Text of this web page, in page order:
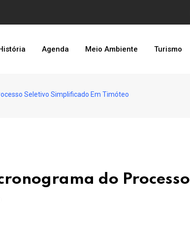
Agenda Meio Ambiente Turismo
Seletivo Simplificado Em Timóteo
do Processo